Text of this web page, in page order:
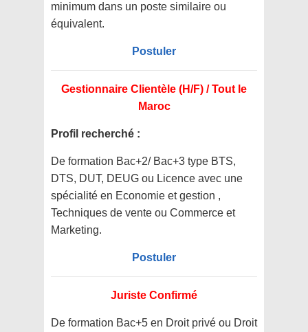
minimum dans un poste similaire ou
équivalent.
Postuler
Gestionnaire Clientèle (H/F) / Tout le
Maroc
Profil recherché :
De formation Bac+2/ Bac+3 type BTS,
DTS, DUT, DEUG ou Licence avec une
spécialité en Economie et gestion ,
Techniques de vente ou Commerce et
Marketing.
Postuler
Juriste Confirmé
De formation Bac+5 en Droit privé ou Droit